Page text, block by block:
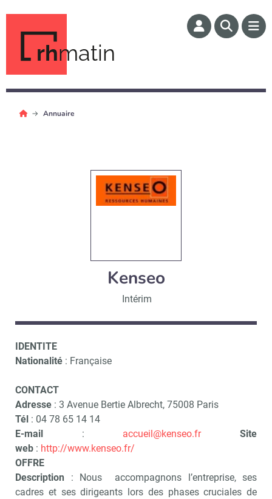
rhmatin
Annuaire
Kenseo
Intérim
IDENTITE
Nationalité : Française
CONTACT
Adresse : 3 Avenue Bertie Albrecht, 75008 Paris
Tél : 04 78 65 14 14
E-mail : accueil@kenseo.fr
Site
web : http://www.kenseo.fr/
OFFRE
Description : Nous accompagnons l’entreprise, ses
cadres et ses dirigeants lors des phases cruciales de